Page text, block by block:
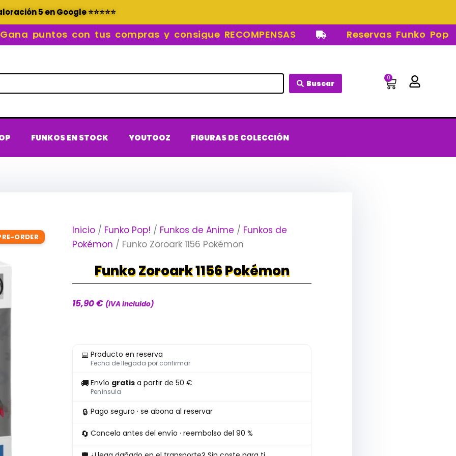
5 en Google ⭐⭐⭐⭐⭐
puntos con tus compras y consigue RECOMPENSAS Reservas Funko Pop
Buscar
0
Carrito
FUNKOS EN STOCK YOUTOOZ FIGURAS DE COLECCIÓN
ORDER
Inicio / Funko Pop! / Funkos de Anime / Funkos de
Pokémon / Funko Zoroark 1156 Pokémon
Funko Zoroark 1156 Pokémon
15,90€ (IVA incluido)
📅 Producto en reserva
Fecha de llegada por confirmar
🚚 Envío gratis a partir de 50 €
Península
🔒 Pago seguro · se abona al reservar
🔄 Cancela antes del envío · reembolso del 90 %
Zoroark
Pokémon